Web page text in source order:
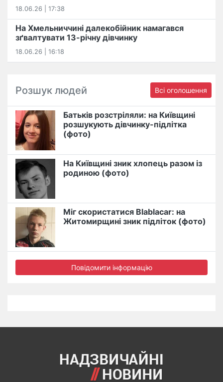
18.06.26 | 17:38
На Хмельниччині далекобійник намагався
зґвалтувати 13-річну дівчинку
18.06.26 | 16:18
Розшук людей Всі оголошення
Батьків розстріляли: на Київщині
розшукують дівчинку-підлітка
(фото)
На Київщині зник хлопець разом із
родиною (фото)
Міг скористатися Blablacar: на
Житомирщині зник підліток (фото)
Повідомити інформацію